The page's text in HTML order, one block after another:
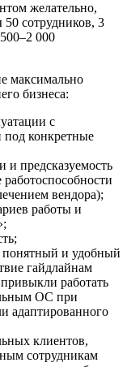
желательно,
50 сотрудников, 3
000
максимально
бизнеса:
с
под конкретные
и предсказуемость
вендора);
работы и
понятный и удобный
гайдлайнам
работать
ОС при
адаптированного
клиентов,
сотрудникам